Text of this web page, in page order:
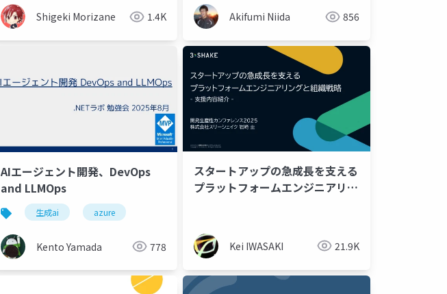
Shigeki Morizane 1.4K Akifumi Niida 856
チーム変革 自己変革
AIエージェント開発、DevOps
and LLMOps
生成ai azure
Kento Yamada 778
スタートアップの急成長を支える
プラットフォームエンジニアリン
Kei IWASAKI 21.9K